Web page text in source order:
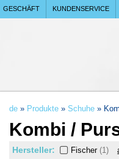
GESCHÄFT KUNDENSERVICE
de » Produkte » Schuhe »
Kombi /
Hersteller: Fischer (1)